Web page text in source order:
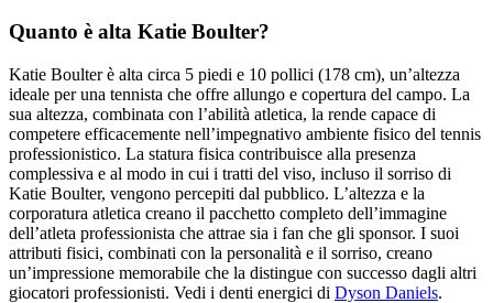
Quanto è alta Katie Boulter?
Katie Boulter è alta circa 5 piedi e 10 pollici (178 cm), un’altezza
ideale per una tennista che offre allungo e copertura del campo. La
sua altezza, combinata con l’abilità atletica, la rende capace di
competere efficacemente nell’impegnativo ambiente fisico del tennis
professionistico. La statura fisica contribuisce alla presenza
complessiva e al modo in cui i tratti del viso, incluso il sorriso di
Katie Boulter, vengono percepiti dal pubblico. L’altezza e la
corporatura atletica creano il pacchetto completo dell’immagine
dell’atleta professionista che attrae sia i fan che gli sponsor. I suoi
attributi fisici, combinati con la personalità e il sorriso, creano
un’impressione memorabile che la distingue con successo dagli altri
giocatori professionisti. Vedi i denti energici di Dyson Daniels.